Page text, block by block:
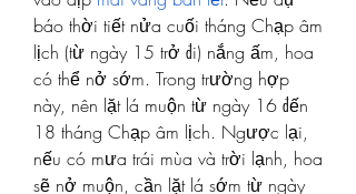
báo thời tiết nửa cuối tháng Chạp âm
lịch (từ ngày 15 trở đi) nắng ấm, hoa
có thể nở sớm. Trong trường hợp
này, nên lặt lá muộn từ ngày 16 đến
18 tháng Chạp âm lịch. Ngược lại,
nếu có mưa trái mùa và trời lạnh, hoa
sẽ nở muộn, cần lặt lá sớm từ ngày